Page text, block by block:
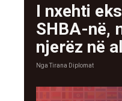
I nxehti
SHBA-në,
njerëz në
NgaTirana Diplomat